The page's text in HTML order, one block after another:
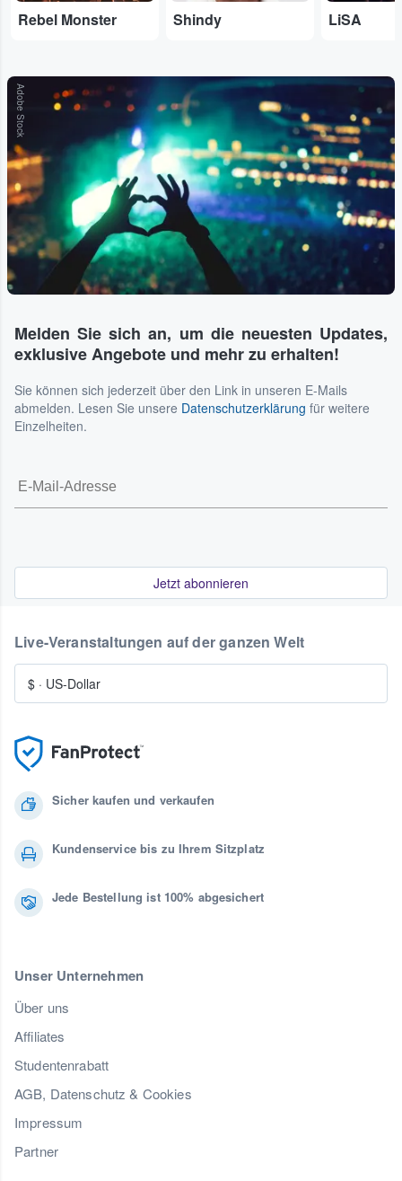
Rebel Monster Shindy LiSA
Adobe Stock
Melden Sie sich an, um die neuesten Updates,
exklusive Angebote und mehr zu erhalten!
Sie können sich jederzeit über den Link in unseren E-Mails
abmelden. Lesen Sie unsere Datenschutzerklärung für weitere
Einzelheiten.
Jetzt abonnieren
Sicher kaufen und verkaufen
Kundenservice bis zu Ihrem Sitzplatz
Jede Bestellung ist 100% abgesichert
Unser Unternehmen
Über uns
Affiliates
Studentenrabatt
AGB, Datenschutz & Cookies
Impressum
Partner
Live-Veranstaltungen auf der ganzen Welt
$ · US-Dollar